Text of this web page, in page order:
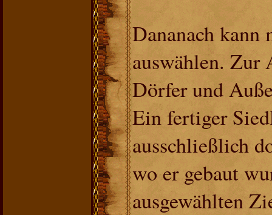
Dananach kann
auswählen. Zur
Dörfer und
Ein fertiger
ausschließlich
wo er gebaut
ausgewählten